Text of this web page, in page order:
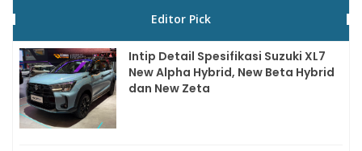
Editor Pick
Intip Detail Spesifikasi Suzuki XL7
New Alpha Hybrid, New Beta Hybrid
dan New Zeta